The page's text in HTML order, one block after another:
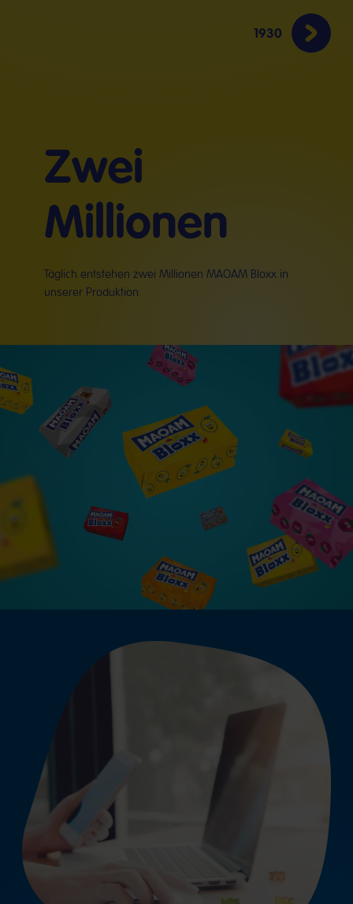
1930
Zwei
Millionen
Täglich entstehen zwei Millionen MAOAM Bloxx in
unserer Produktion.